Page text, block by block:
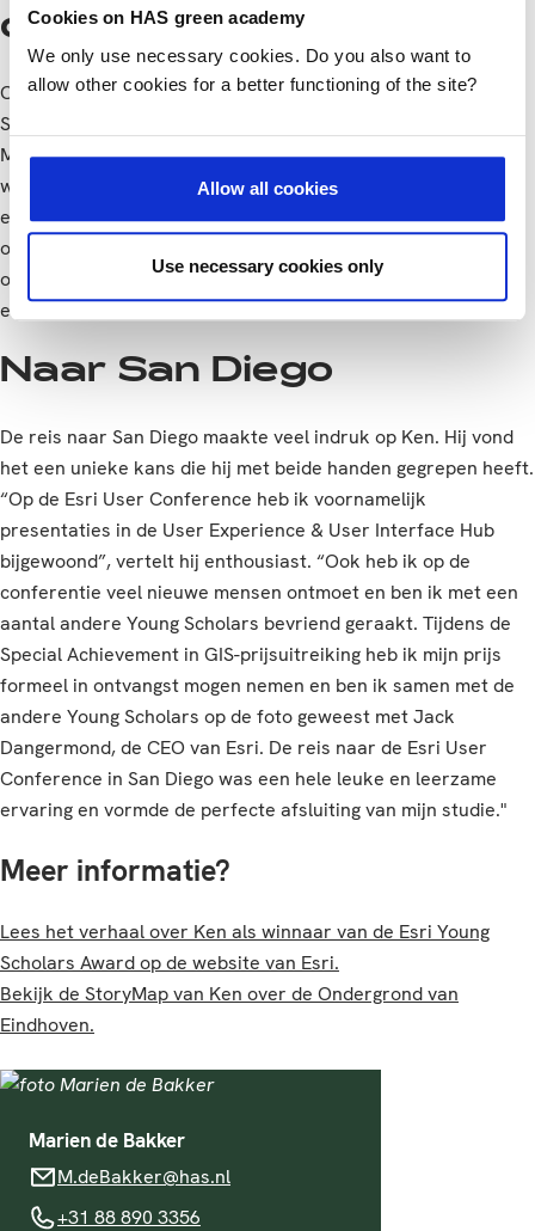
Cookies on HAS green academy
We only use necessary cookies. Do you also want to
allow other cookies for a better functioning of the site?
Allow all cookies
Use necessary cookies only
de kaart gezet
Ook HAS-docent Marien de Bakker is blij met de award. “De
StoryMap van Ken geeft goed weer waar de opleiding Geo
Media & Design voor staat: op basis van een vraag uit het
werkveld geo-informatie analyseren en visualiseren en zo
een mooi inzicht geven. Esri heeft met deze prijs een van
onze studenten terecht in het zonnetje gezet. En daarmee
ook onze stagebieder. Een mooi moment dat onze opleiding
echt op de kaart heeft gezet.”
Naar San Diego
De reis naar San Diego maakte veel indruk op Ken. Hij vond
het een unieke kans die hij met beide handen gegrepen heeft.
“Op de Esri User Conference heb ik voornamelijk
presentaties in de User Experience & User Interface Hub
bijgewoond”, vertelt hij enthousiast. “Ook heb ik op de
conferentie veel nieuwe mensen ontmoet en ben ik met een
aantal andere Young Scholars bevriend geraakt. Tijdens de
Special Achievement in GIS-prijsuitreiking heb ik mijn prijs
formeel in ontvangst mogen nemen en ben ik samen met de
andere Young Scholars op de foto geweest met Jack
Dangermond, de CEO van Esri. De reis naar de Esri User
Conference in San Diego was een hele leuke en leerzame
ervaring en vormde de perfecte afsluiting van mijn studie."
Meer informatie?
Lees het verhaal over Ken als winnaar van de Esri Young
Scholars Award op de website van Esri.
Bekijk de StoryMap van Ken over de Ondergrond van
Eindhoven.
Marien de Bakker
M.deBakker@has.nl
M.deBakker@has.nl
+31 88 890 3356
+31 88 890 3356